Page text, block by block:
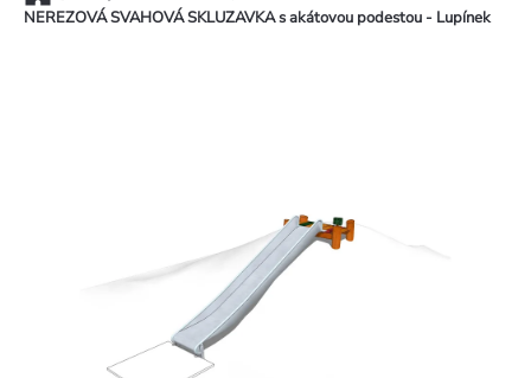
NEREZOVÁ SVAHOVÁ SKLUZAVKA s akátovou podestou - Lupínek